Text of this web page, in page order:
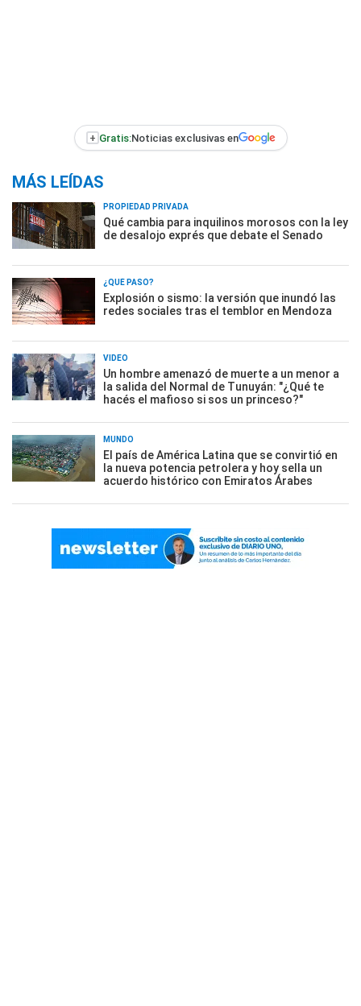
+ Gratis:Noticias exclusivas en
MÁS LEÍDAS
PROPIEDAD PRIVADA
Qué cambia para inquilinos morosos con la ley
de desalojo exprés que debate el Senado
¿QUÉ PASÓ?
Explosión o sismo: la versión que inundó las
redes sociales tras el temblor en Mendoza
VIDEO
Un hombre amenazó de muerte a un menor a
la salida del Normal de Tunuyán: "¿Qué te
hacés el mafioso si sos un princeso?"
MUNDO
El país de América Latina que se convirtió en
la nueva potencia petrolera y hoy sella un
acuerdo histórico con Emiratos Árabes